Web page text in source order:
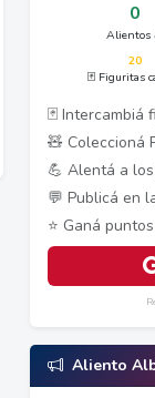
0
Alientos
20
🃏 Figuritas
🃏 Intercambiá
🧸 Coleccioná
💪 Alentá a
💬 Publicá en
⭐ Ganá
Aliento